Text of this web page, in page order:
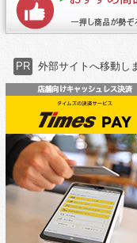
PR 外部サイトへ移動し